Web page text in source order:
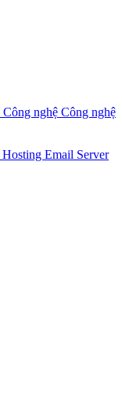
Công nghệ Công nghệ
Email Server